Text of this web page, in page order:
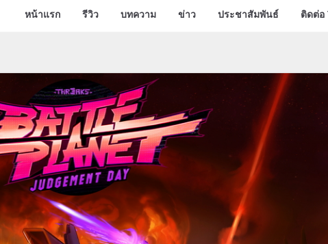
หน้าแรก รีวิว บทความ ข่าว ประชาสัมพันธ์ ติดต่อ